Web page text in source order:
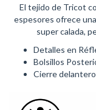
El tejido de Tricot
espesores ofrece
super calada,
Detalles en
Bolsillos
Cierre